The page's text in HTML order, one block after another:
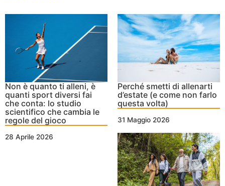
Non è quanto ti alleni, è
quanti sport diversi fai
che conta: lo studio
scientifico che cambia le
regole del gioco
28 Aprile 2026
Perché smetti di allenarti
d’estate (e come non farlo
questa volta)
31 Maggio 2026